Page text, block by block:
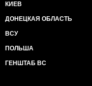
КИЕВ
ДОНЕЦКАЯ ОБЛАСТЬ
ВСУ
ПОЛЬША
ГЕНШТАБ ВС